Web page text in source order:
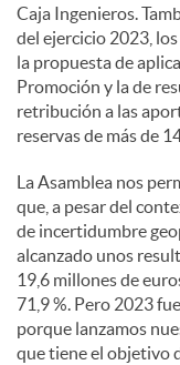
e
s
Caja Ingenieros.
del ejercicio 2023,
la propuesta de
Promoción y la de
retribución a las
reservas de más de
La Asamblea nos
que, a pesar del
de incertidumbre
alcanzado unos
19,6 millones de
71,9 %. Pero 2023
porque lanzamos
que tiene el objetivo